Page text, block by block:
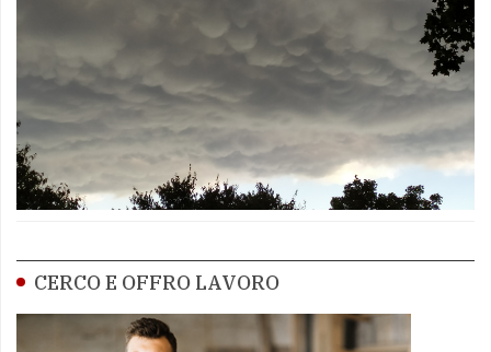
CERCO E OFFRO LAVORO